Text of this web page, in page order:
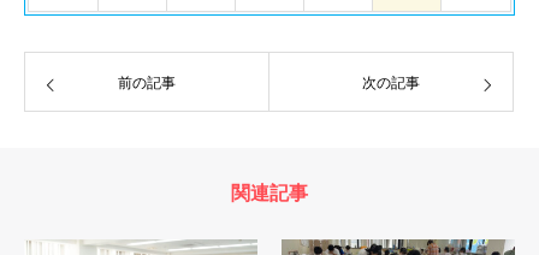
前の記事 次の記事
関連記事